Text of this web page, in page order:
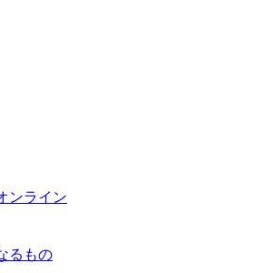
ンライン
るもの